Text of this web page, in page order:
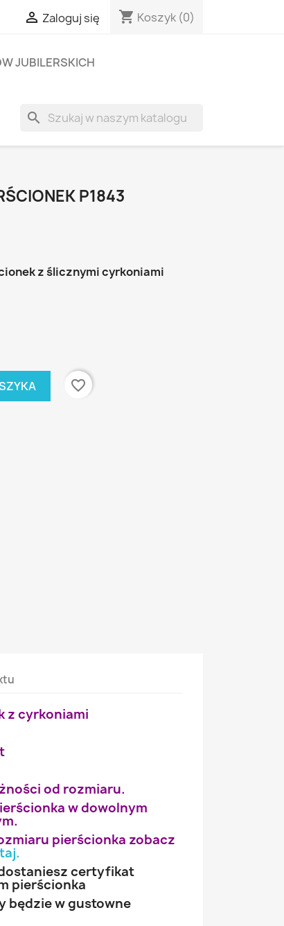
 Zaloguj się shopping_cart Koszyk (0)
JUBILERSKICH
search
P1843
z ślicznymi cyrkoniami
favorite_border
z cyrkoniami
od rozmiaru.
w dowolnym
pierścionka zobacz
.
certyfikat
pierścionka
będzie w gustowne